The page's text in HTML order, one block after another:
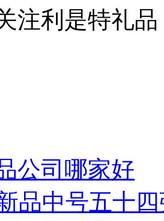
注利是特礼品
公司哪家好
品中号五十